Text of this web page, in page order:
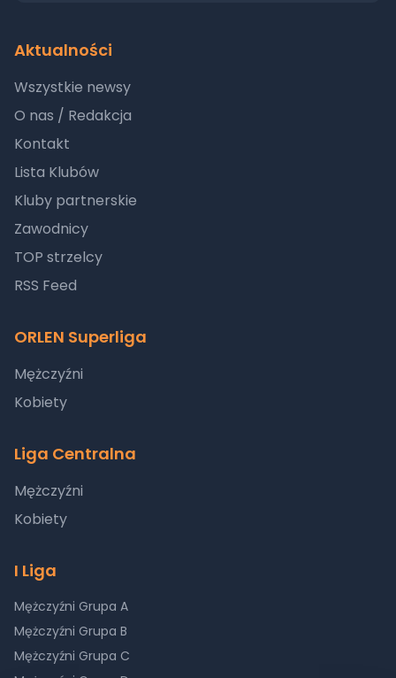
Aktualności
Wszystkie newsy
O nas / Redakcja
Kontakt
Lista Klubów
Kluby partnerskie
Zawodnicy
TOP strzelcy
RSS Feed
ORLEN Superliga
Mężczyźni
Kobiety
Liga Centralna
Mężczyźni
Kobiety
I Liga
Mężczyźni Grupa A
Mężczyźni Grupa B
Mężczyźni Grupa C